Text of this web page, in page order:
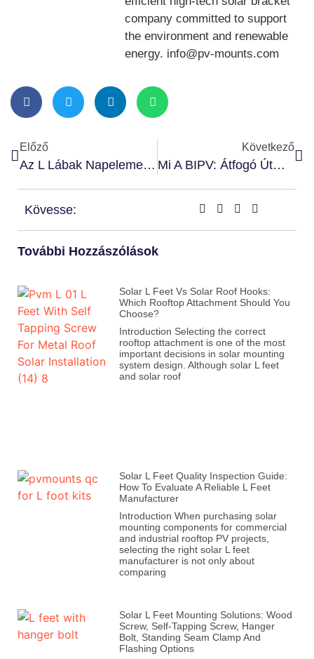
company committed to support
the environment and renewable
energy. info@pv-mounts.com
Előző
Az L Lábak Napelemes Rögzítő Rendszerek Teljes Potenciáljának Felszabadítása
Következő
Mi A BIPV: Átfogó Útmutató
Kövesse:
További Hozzászólások
Solar L Feet Vs Solar Roof Hooks:
Which Rooftop Attachment Should You
Choose?
Introduction Selecting the correct
rooftop attachment is one of the most
important decisions in solar mounting
system design. Although solar L feet
and solar roof
Solar L Feet Quality Inspection Guide:
How To Evaluate A Reliable L Feet
Manufacturer
Introduction When purchasing solar
mounting components for commercial
and industrial rooftop PV projects,
selecting the right solar L feet
manufacturer is not only about
comparing
Solar L Feet Mounting Solutions: Wood
Screw, Self-Tapping Screw, Hanger
Bolt, Standing Seam Clamp And
Flashing Options